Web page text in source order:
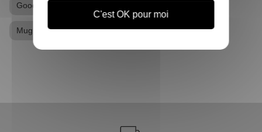
Goodies Stranger Things
Mug Stranger Things
C'est OK pour moi